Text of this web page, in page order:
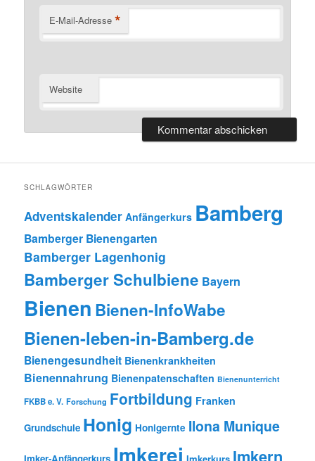
E-Mail-Adresse *
Website
SCHLAGWÖRTER
Adventskalender Anfängerkurs Bamberg
Bamberger Bienengarten
Bamberger Lagenhonig
Bamberger Schulbiene Bayern
Bienen Bienen-InfoWabe
Bienen-leben-in-Bamberg.de
Bienengesundheit Bienenkrankheiten
Bienennahrung Bienenpatenschaften Bienenunterricht
FKBB e. V. Forschung Fortbildung Franken
Grundschule Honig Honigernte Ilona Munique
Imkerei Imkern